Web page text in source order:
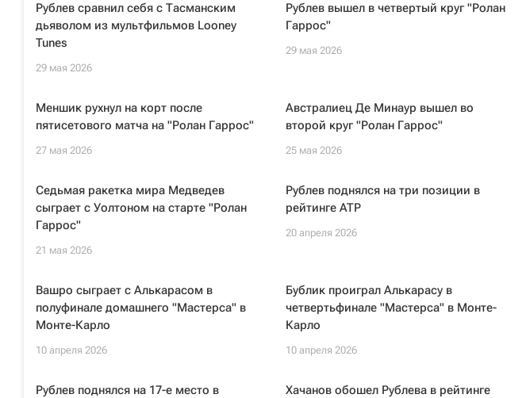
Рублев сравнил себя с Тасманским
дьяволом из мультфильмов Looney
Tunes
29 мая 2026
Рублев вышел в четвертый круг "Ролан
Гаррос"
29 мая 2026
Меншик рухнул на корт после
пятисетового матча на "Ролан Гаррос"
27 мая 2026
Австралиец Де Минаур вышел во
второй круг "Ролан Гаррос"
25 мая 2026
Седьмая ракетка мира Медведев
сыграет с Уолтоном на старте "Ролан
Гаррос"
21 мая 2026
Рублев поднялся на три позиции в
рейтинге ATP
20 апреля 2026
Вашро сыграет с Алькарасом в
полуфинале домашнего "Мастерса" в
Монте-Карло
10 апреля 2026
Бублик проиграл Алькарасу в
четвертьфинале "Мастерса" в Монте-
Карло
10 апреля 2026
Рублев поднялся на 17-е место в
Хачанов обошел Рублева в рейтинге